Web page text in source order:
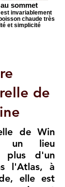
sommet
invariablement
chaude très
et simplicité
de
de Win
un lieu
plus d'un
l'Atlas, à
elle est